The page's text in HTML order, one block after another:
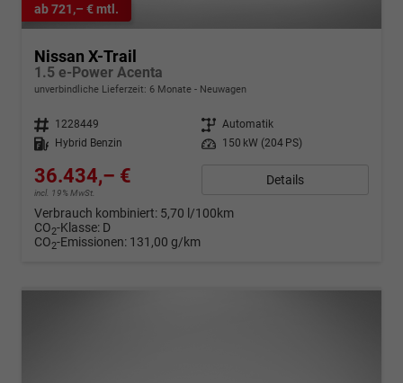
ab 721,– € mtl.
Nissan X-Trail
1.5 e-Power Acenta
unverbindliche Lieferzeit: 6 Monate Neuwagen
Fahrzeugnr. 1228449 Getriebe Automatik
Kraftstoff
Hybrid Benzin Leistung 150 kW (204 PS)
36.434,– €
incl. 19% MwSt.
Details
Verbrauch kombiniert: 5,70 l/100km
CO2-Klasse: D
CO2-Emissionen: 131,00 g/km